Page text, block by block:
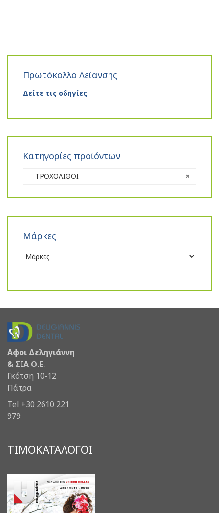
Πρωτόκολλο Λείανσης
Δείτε τις οδηγίες
Κατηγορίες προϊόντων
×
ΤΡΟΧΟΛΙΘΟΙ
Μάρκες
Αφοι Δεληγιάννη
& ΣΙΑ Ο.Ε.
Γκότση 10-12
Πάτρα
Tel +30 2610 221
979
ΤΙΜΟΚΑΤΑΛΟΓΟΙ